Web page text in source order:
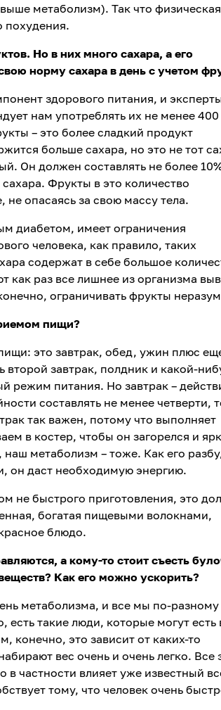
метаболизм). Так что физическая
похудения.
Но в них много сахара, а его
норму сахара в день с учетом
здорового питания, и
нам употреблять их не менее 400
– это более сладкий продукт
больше сахара, но это не тот
Он должен составлять не более
Фрукты в это количество
опасаясь за свою массу тела.
диабетом, имеет ограничения
человека, как правило, таких
содержат в себе большое
раз все лишнее из организма
ограничивать фрукты
пищи?
это завтрак, обед, ужин плюс
завтрак, полдник и какой-
режим питания. Но завтрак –
составлять не менее четверти,
так важен, потому что выполняет
в костер, чтобы он загорелся и
метаболизм – тоже. Как его
он даст необходимую энергию.
не быстрого приготовления, это
богатая пищевыми волокнами,
блюдо.
а кому-то стоит съесть
Как его можно ускорить?
метаболизма, и все мы по-разному
такие люди, которые могут есть
конечно, это зависит от каких-то
вес очень и очень легко. Все
в частности влияет уже известный
тому, что человек очень